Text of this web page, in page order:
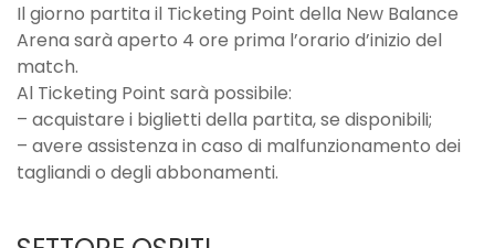
Il giorno partita il Ticketing Point della New Balance
Arena sarà aperto 4 ore prima l’orario d’inizio del
match.
Al Ticketing Point sarà possibile:
– acquistare i biglietti della partita, se disponibili;
– avere assistenza in caso di malfunzionamento dei
tagliandi o degli abbonamenti.